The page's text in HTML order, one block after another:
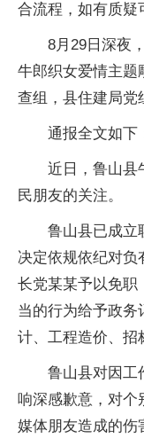
合流程，如有质疑
8月29日深夜
牛郎织女爱情主题
查组，县住建局党
通报全文如下
近日，鲁山县
民朋友的关注。
鲁山县已成立
决定依规依纪对负
长党某某予以免职
当的行为给予政务
计、工程造价、招
鲁山县对因工
响深感歉意，对个
媒体朋友造成的伤